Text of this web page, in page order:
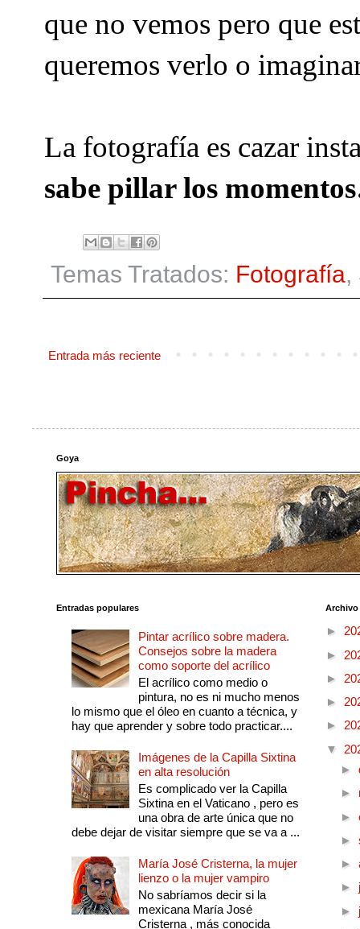
que no vemos pero que
queremos verlo o
La fotografía es cazar
sabe pillar los
Temas Tratados: Fotografía,
Entrada más reciente
Goya
Entradas populares
Pintar acrílico sobre madera.
Consejos sobre la madera
como soporte del acrílico
El acrílico como medio o
pintura, no es ni mucho menos
lo mismo que el óleo en cuanto a técnica, y
hay que aprender y sobre todo practicar....
Imágenes de la Capilla Sixtina
en alta resolución
Es complicado ver la Capilla
Sixtina en el Vaticano , pero es
una obra de arte única que no
debe dejar de visitar siempre que se va a ...
María José Cristerna, la mujer
lienzo o la mujer vampiro
No sabríamos decir si la
mexicana María José
Cristerna , más conocida
►
►
►
►
►
▼
►
►
►
►
►
►
►